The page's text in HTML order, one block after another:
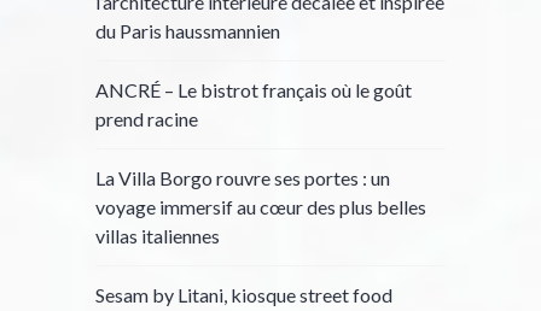
du Paris haussmannien
ANCRÉ – Le bistrot français où le goût
prend racine
La Villa Borgo rouvre ses portes : un
voyage immersif au cœur des plus belles
villas italiennes
Sesam by Litani, kiosque street food